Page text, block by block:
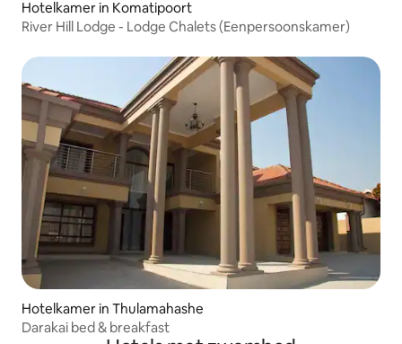
Hotelkamer in Komatipoort
River Hill Lodge - Lodge Chalets (Eenpersoonskamer)
Hotelkamer in Thulamahashe
Darakai bed & breakfast